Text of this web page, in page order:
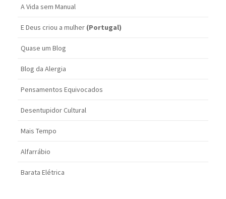
A Vida sem Manual
E Deus criou a mulher (Portugal)
Quase um Blog
Blog da Alergia
Pensamentos Equivocados
Desentupidor Cultural
Mais Tempo
Alfarrábio
Barata Elétrica